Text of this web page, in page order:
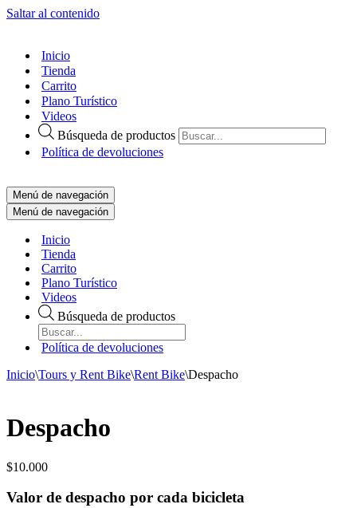
Saltar al contenido
Inicio
Tienda
Carrito
Plano Turístico
Videos
Búsqueda de productos
Política de devoluciones
Menú de navegación
Menú de navegación
Inicio
Tienda
Carrito
Plano Turístico
Videos
Búsqueda de productos
Política de devoluciones
Inicio\Tours y Rent Bike\Rent Bike\Despacho
Despacho
$10.000
Valor de despacho por cada bicicleta